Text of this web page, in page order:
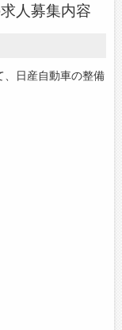
人募集内容
、日産自動車の整備